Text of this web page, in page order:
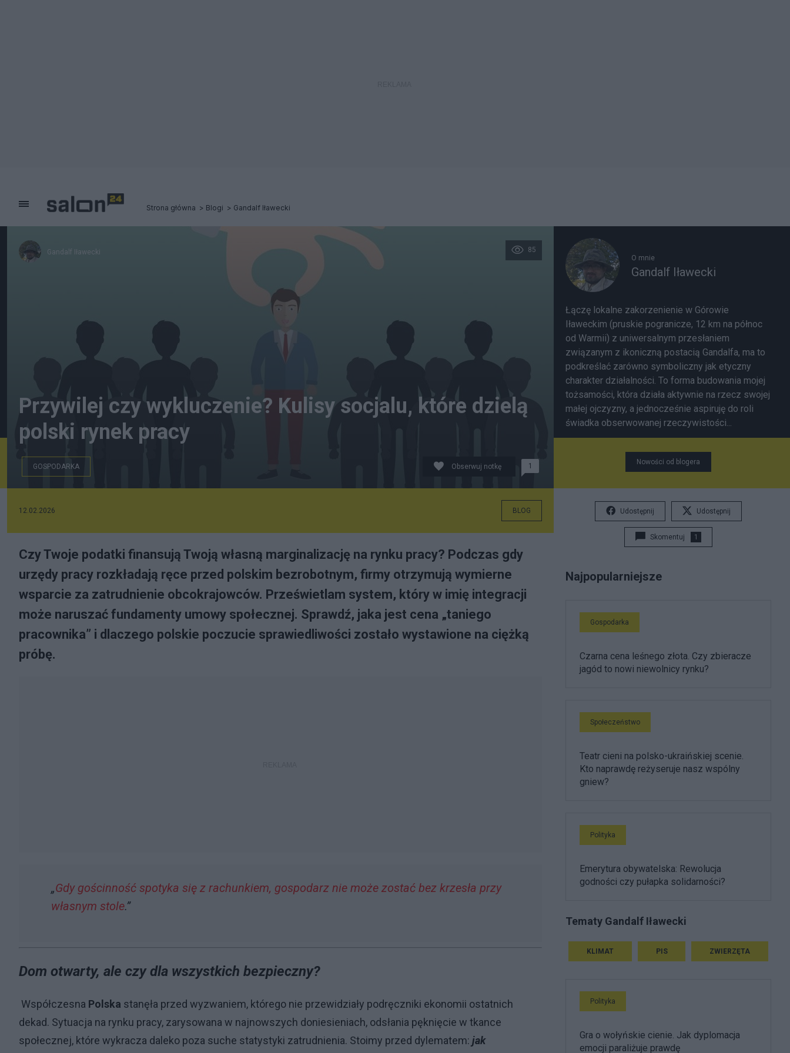
Strona główna Blogi Gandalf Iławecki
Gandalf Iławecki 85
Przywilej czy wykluczenie? Kulisy socjalu, które dzielą
polski rynek pracy
GOSPODARKA Obserwuj notkę 1
12.02.2026 BLOG
Czy Twoje podatki finansują Twoją własną marginalizację na rynku pracy? Podczas gdy
urzędy pracy rozkładają ręce przed polskim bezrobotnym, firmy otrzymują wymierne
wsparcie za zatrudnienie obcokrajowców. Prześwietlam system, który w imię integracji
może naruszać fundamenty umowy społecznej. Sprawdź, jaka jest cena „taniego
pracownika” i dlaczego polskie poczucie sprawiedliwości zostało wystawione na ciężką
próbę.
„Gdy gościnność spotyka się z rachunkiem, gospodarz nie może zostać bez krzesła przy
własnym stole.”
Dom otwarty, ale czy dla wszystkich bezpieczny?
Współczesna Polska stanęła przed wyzwaniem, którego nie przewidziały podręczniki ekonomii ostatnich
dekad. Sytuacja na rynku pracy, zarysowana w najnowszych doniesieniach, odsłania pęknięcie w tkance
społecznej, które wykracza daleko poza suche statystyki zatrudnienia. Stoimy przed dylematem: jak
O mnie
Gandalf Iławecki
Łączę lokalne zakorzenienie w Górowie
Iławeckim (pruskie pogranicze, 12 km na północ
od Warmii) z uniwersalnym przesłaniem
związanym z ikoniczną postacią Gandalfa, ma to
podkreślać zarówno symboliczny jak etyczny
charakter działalności. To forma budowania mojej
tożsamości, która działa aktywnie na rzecz swojej
małej ojczyzny, a jednocześnie aspiruję do roli
świadka obserwowanej rzeczywistości...
Nowości od blogera
Udostępnij Udostępnij
Skomentuj 1
Najpopularniejsze
Gospodarka
Czarna cena leśnego złota. Czy zbieracze
jagód to nowi niewolnicy rynku?
Społeczeństwo
Teatr cieni na polsko-ukraińskiej scenie.
Kto naprawdę reżyseruje nasz wspólny
gniew?
Polityka
Emerytura obywatelska: Rewolucja
godności czy pułapka solidarności?
Tematy Gandalf Iławecki
KLIMAT PIS ZWIERZĘTA
Polityka
Gra o wołyńskie cienie. Jak dyplomacja
emocji paraliżuje prawdę